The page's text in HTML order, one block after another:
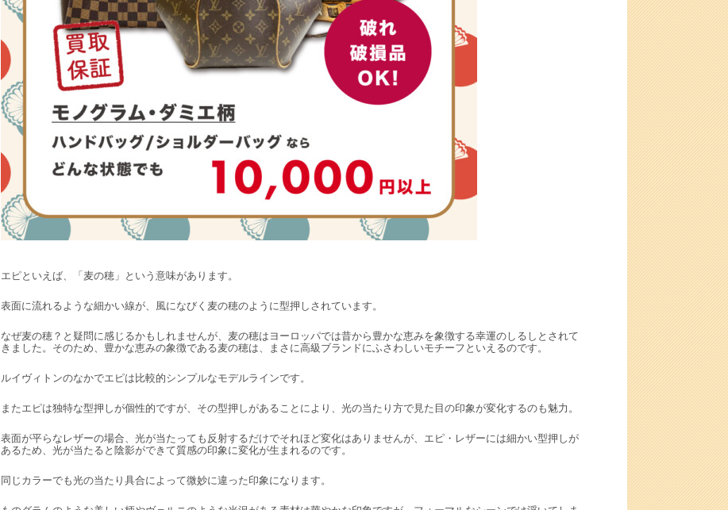
エピといえば、「麦の穂」という意味があります。
表面に流れるような細かい線が、風になびく麦の穂のように型押しされています。
なぜ麦の穂？と疑問に感じるかもしれませんが、麦の穂はヨーロッパでは昔から豊かな恵みを象徴する幸運のしるしとされて
きました。そのため、豊かな恵みの象徴である麦の穂は、まさに高級ブランドにふさわしいモチーフといえるのです。
ルイヴィトンのなかでエピは比較的シンプルなモデルラインです。
またエピは独特な型押しが個性的ですが、その型押しがあることにより、光の当たり方で見た目の印象が変化するのも魅力。
表面が平らなレザーの場合、光が当たっても反射するだけでそれほど変化はありませんが、エピ・レザーには細かい型押しが
あるため、光が当たると陰影ができて質感の印象に変化が生まれるのです。
同じカラーでも光の当たり具合によって微妙に違った印象になります。